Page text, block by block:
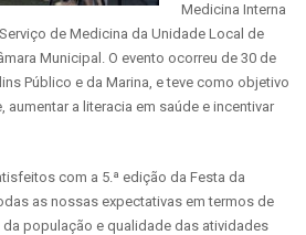
Medicina Interna
de Medicina da Unidade Local de
Municipal. O evento ocorreu de 30 de
Público e da Marina, e teve como objetivo
a literacia em saúde e incentivar
com a 5.ª edição da Festa da
as nossas expectativas em termos de
população e qualidade das atividades